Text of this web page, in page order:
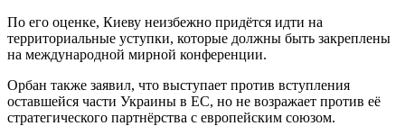
По его оценке, Киеву неизбежно придётся идти на
территориальные уступки, которые должны быть закреплены
на международной мирной конференции.
Орбан также заявил, что выступает против вступления
оставшейся части Украины в ЕС, но не возражает против её
стратегического партнёрства с европейским союзом.